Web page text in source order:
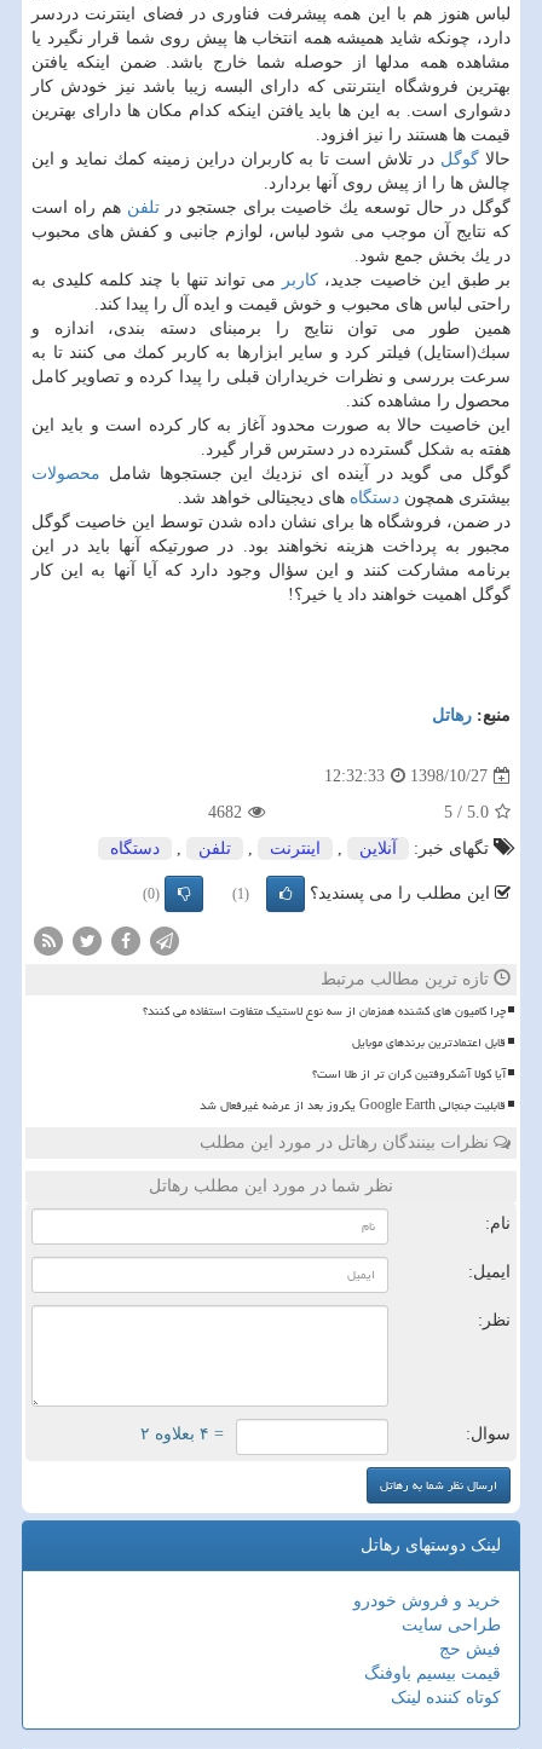
لباس هنوز هم با این همه پیشرفت فناوری در فضای اینترنت دردسر
دارد، چونكه شاید همیشه همه انتخاب ها پیش روی شما قرار نگیرد یا
مشاهده همه مدلها از حوصله شما خارج باشد. ضمن اینكه یافتن
بهترین فروشگاه اینترنتی كه دارای البسه زیبا باشد نیز خودش كار
دشواری است. به این ها باید یافتن اینكه كدام مكان ها دارای بهترین
قیمت ها هستند را نیز افزود.
حالا گوگل در تلاش است تا به كاربران دراین زمینه كمك نماید و این
چالش ها را از پیش روی آنها بردارد.
گوگل در حال توسعه یك خاصیت برای جستجو درتلفن هم راه است
كه نتایج آن موجب می شود لباس، لوازم جانبی و كفش های محبوب
در یك بخش جمع شود.
بر طبق این خاصیت جدید، كاربر
می تواند تنها با چند كلمه كلیدی به
راحتی لباس های محبوب و خوش قیمت و ایده آل را پیدا كند.
همین طور می توان نتایج را برمبنای دسته بندی، اندازه و
سبك(استایل) فیلتر كرد و سایر ابزارها به كاربر كمك می كنند تا به
سرعت بررسی و نظرات خریداران قبلی را پیدا كرده و تصاویر كامل
محصول را مشاهده كند.
این خاصیت حالا به صورت محدود آغاز به كار كرده است و باید این
هفته به شكل گسترده در دسترس قرار گیرد.
گوگل می گوید در آینده ای نزدیك این جستجوها شامل محصولات
بیشتری همچون دستگاه های دیجیتالی خواهد شد.
در ضمن، فروشگاه ها برای نشان داده شدن توسط این خاصیت گوگل
مجبور به پرداخت هزینه نخواهند بود. در صورتیكه آنها باید در این
برنامه مشاركت كنند و این سؤال وجود دارد كه آیا آنها به این كار
گوگل اهمیت خواهند داد یا خیر؟!
منبع: رهاتل
1398/10/27
12:32:33
5.0
/
5
4682
تگهای خبر:
آنلاین , اینترنت , تلفن , دستگاه
این مطلب را می پسندید؟ (1)
(0)
تازه ترین مطالب مرتبط
چرا کامیون های کشنده همزمان از سه نوع لاستیک متفاوت استفاده می کنند؟
قابل اعتمادترین برندهای موبایل
آیا کولا آشکروفتین گران تر از طلا است؟
قابلیت جنجالی Google Earth یکروز بعد از عرضه غیرفعال شد
نظرات بینندگان رهاتل در مورد این مطلب
نظر شما در مورد این مطلب رهاتل
نام:
ایمیل:
نظر:
سوال: = ۴ بعلاوه ۲
لینک دوستهای رهاتل
خرید و فروش خودرو
طراحی سایت
فیش حج
قیمت بیسیم باوفنگ
کوتاه کننده لینک